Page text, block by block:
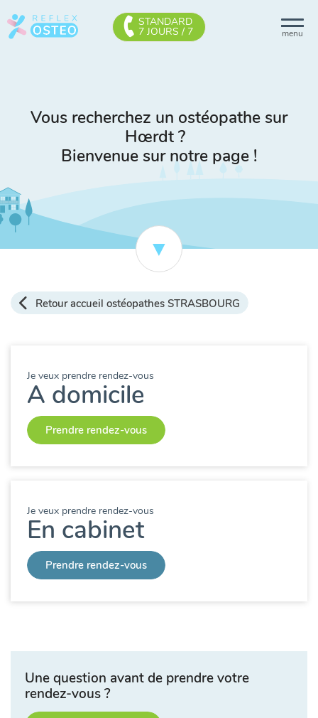
menu
STANDARD
7 JOURS / 7
Vous recherchez un ostéopathe sur
Hœrdt ?
Bienvenue sur notre page !
Retour accueil ostéopathes STRASBOURG
Je veux prendre rendez-vous
A domicile
Prendre rendez-vous
Je veux prendre rendez-vous
En cabinet
Prendre rendez-vous
Une question avant de prendre votre
rendez-vous ?